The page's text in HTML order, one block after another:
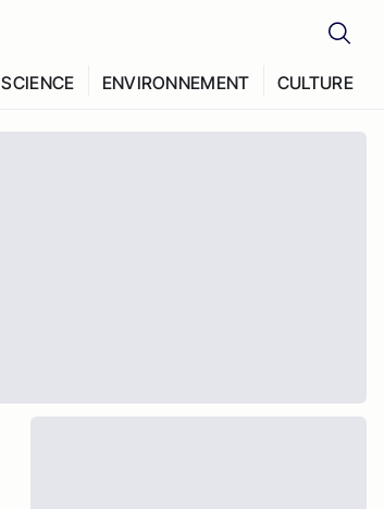
SCIENCE ENVIRONNEMENT CULTURE